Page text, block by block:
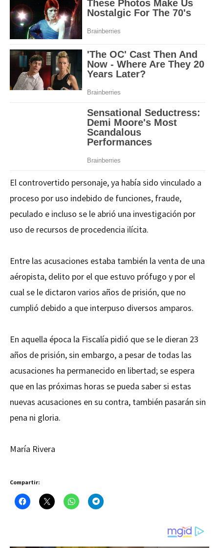
El controvertido personaje, ya había sido vinculado a
proceso por uso indebido de funciones, fraude,
peculado e incluso se le abrió una investigación por
uso de recursos de procedencia ilícita.
Entre las acusaciones estaba también la venta de una
aéropista, delito por el que estuvo prófugo y por el
cual se le dictaron varios años de prisión, que no
cumplió debido a que interpuso diversos amparos.
En aquella época la Fiscalía pidió que se le dieran 23
años de prisión, sin embargo, a pesar de todas las
acusaciones ha permanecido en libertad; se espera
que en las próximas horas se pueda saber si estas
nuevas acusaciones en su contra, también pasarán sin
pena ni gloria.
María Rivera
Compartir: